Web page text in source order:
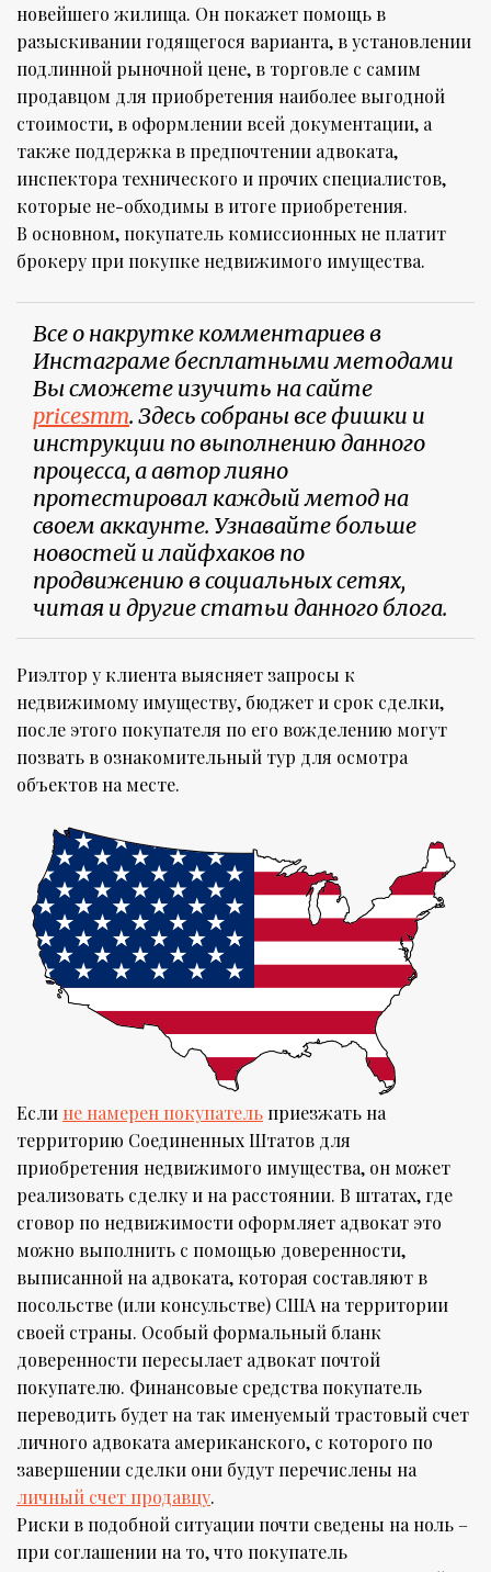
новейшего жилища. Он покажет помощь в
разыскивании годящегося варианта, в установлении
подлинной рыночной цене, в торговле с самим
продавцом для приобретения наиболее выгодной
стоимости, в оформлении всей документации, а
также поддержка в предпочтении адвоката,
инспектора технического и прочих специалистов,
которые не-обходимы в итоге приобретения.
В основном, покупатель комиссионных не платит
брокеру при покупке недвижимого имущества.
Все о накрутке комментариев в
Инстаграме бесплатными методами
Вы сможете изучить на сайте
pricesmm. Здесь собраны все фишки и
инструкции по выполнению данного
процесса, а автор лияно
протестировал каждый метод на
своем аккаунте. Узнавайте больше
новостей и лайфхаков по
продвижению в социальных сетях,
читая и другие статьи данного блога.
Риэлтор у клиента выясняет запросы к
недвижимому имуществу, бюджет и срок сделки,
после этого покупателя по его вожделению могут
позвать в ознакомительный тур для осмотра
объектов на месте.
Если не намерен покупатель приезжать на
территорию Соединенных Штатов для
приобретения недвижимого имущества, он может
реализовать сделку и на расстоянии. В штатах, где
сговор по недвижимости оформляет адвокат это
можно выполнить с помощью доверенности,
выписанной на адвоката, которая составляют в
посольстве (или консульстве) США на территории
своей страны. Особый формальный бланк
доверенности пересылает адвокат почтой
покупателю. Финансовые средства покупатель
переводить будет на так именуемый трастовый счет
личного адвоката американского, с которого по
завершении сделки они будут перечислены на
личный счет продавцу.
Риски в подобной ситуации почти сведены на ноль –
при соглашении на то, что покупатель